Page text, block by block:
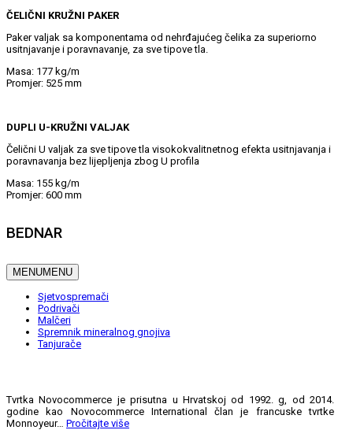
ČELIČNI KRUŽNI PAKER
Paker valjak sa komponentama od nehrđajućeg čelika za superiorno
usitnjavanje i poravnavanje, za sve tipove tla.
Masa: 177 kg/m
Promjer: 525 mm
DUPLI U-KRUŽNI VALJAK
Čelični U valjak za sve tipove tla visokokvalitnetnog efekta usitnjavanja i
poravnavanja bez lijepljenja zbog U profila
Masa: 155 kg/m
Promjer: 600 mm
BEDNAR
MENUMENU
Sjetvospremači
Podrivači
Malčeri
Spremnik mineralnog gnojiva
Tanjurače
Tvrtka Novocommerce je prisutna u Hrvatskoj od 1992. g, od 2014.
godine kao Novocommerce International član je francuske tvrtke
Monnoyeur… Pročitajte više